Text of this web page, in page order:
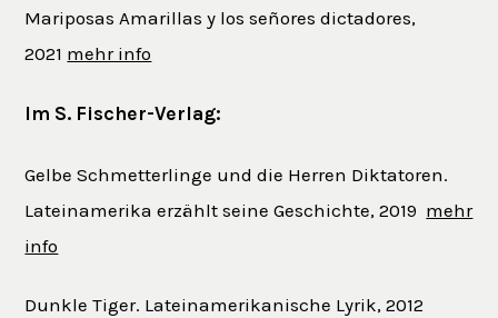
Mariposas Amarillas y los señores dictadores,
2021 mehr info
Im S. Fischer-Verlag:
Gelbe Schmetterlinge und die Herren Diktatoren.
Lateinamerika erzählt seine Geschichte, 2019 mehr
info
Dunkle Tiger. Lateinamerikanische Lyrik, 2012